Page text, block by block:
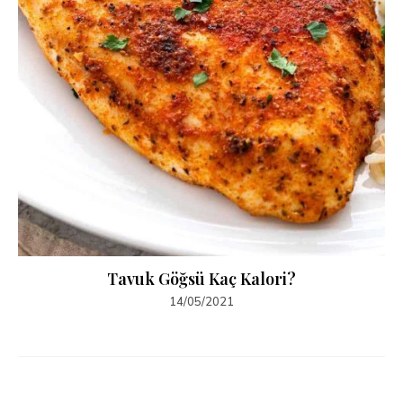
Tavuk Göğsü Kaç Kalori?
14/05/2021